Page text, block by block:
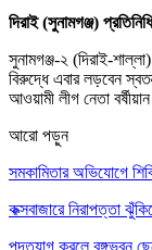
দিরাই (সুনামগঞ্জ) প্রতিনিধি
সুনামগঞ্জ-২ (দিরাই-
বিরুদ্ধে এবার লড়বেন
আওয়ামী লীগ নেতা
আরো পড়ুন
সমকামিতার অভিযোগে
কক্সবাজারে নিরাপত্তা
পদত্যাগ করলে বঙ্গভবন